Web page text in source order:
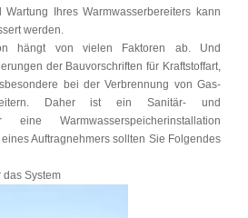
Ihres Warmwasserbereiters kann
werden.
hängt von vielen Faktoren ab. Und
der Bauvorschriften für Kraftstoffart,
bei der Verbrennung von Gas-
Daher ist ein Sanitär- und
eine Warmwasserspeicherinstallation
Auftragnehmers sollten Sie Folgendes
das System